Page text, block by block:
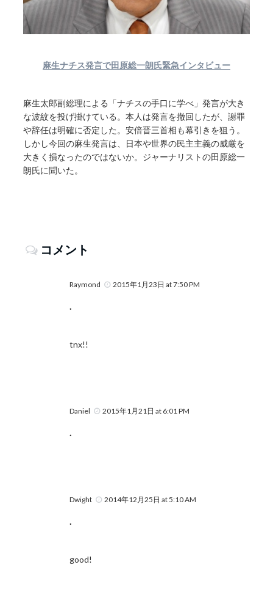
麻生ナチス発言で田原総一朗氏緊急インタビュー
麻生太郎副総理による「ナチスの手口に学べ」発言が大き
な波紋を投げ掛けている。本人は発言を撤回したが、謝罪
や辞任は明確に否定した。安倍晋三首相も幕引きを狙う。
しかし今回の麻生発言は、日本や世界の民主主義の威厳を
大きく損なったのではないか。ジャーナリストの田原総一
朗氏に聞いた。
コメント
Raymond 2015年1月23日 at 7:50 PM
.
tnx!!
Daniel 2015年1月21日 at 6:01 PM
.
Dwight 2014年12月25日 at 5:10 AM
.
good!